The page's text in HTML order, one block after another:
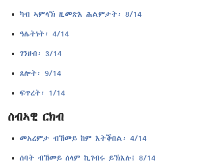
ካብ ኣምላኽ ዚመጽእ ሕልምታት፡ 8/14
ዓሌትነት፡ 4/14
ገንዘብ፡ 3/14
ጸሎት፡ 9/14
ፍጥረት፡ 1/14
ሰብኣዊ ርክብ
መአረምታ ብኸመይ ከም እትቕበል፡ 4/14
ሰባት ብኸመይ ሰላም ኪገብሩ ይኽእሉ፧ 8/14